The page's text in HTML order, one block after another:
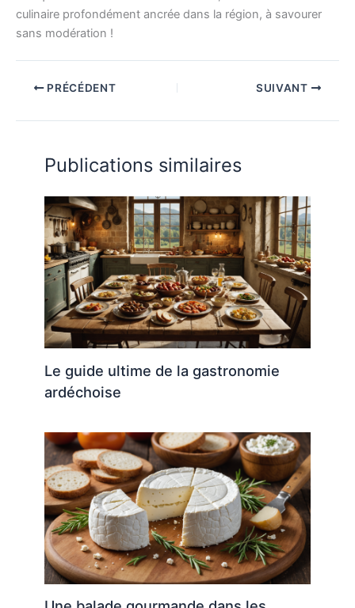
culinaire profondément ancrée dans la région, à savourer
sans modération !
PRÉCÉDENT SUIVANT
Publications similaires
Le guide ultime de la gastronomie
ardéchoise